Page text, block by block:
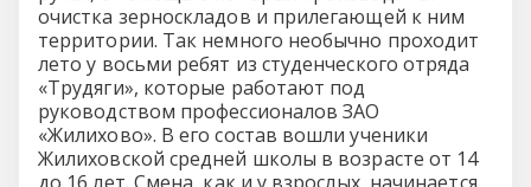
очистка зерноскладов и прилегающей к ним
территории. Так немного необычно проходит
лето у восьми ребят из студенческого отряда
«Трудяги», которые работают под
руководством профессионалов ЗАО
«Жилихово». В его состав вошли ученики
Жилиховской средней школы в возрасте от 14